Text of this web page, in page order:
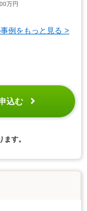
万円
例をもっと見る >
込む
す。